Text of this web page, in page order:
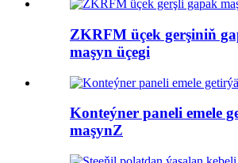
ZKRFM üçek gerşiniň
maşyn üçegi
Konteýner paneli emele
maşynZ